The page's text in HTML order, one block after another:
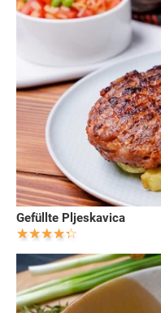
Gefüllte Pljeskavica